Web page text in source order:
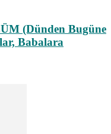
(Dünden Bugüne
Babalara